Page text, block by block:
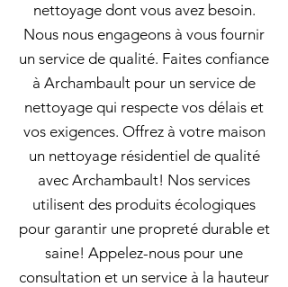
nettoyage dont vous avez besoin.
Nous nous engageons à vous fournir
un service de qualité. Faites confiance
à Archambault pour un service de
nettoyage qui respecte vos délais et
vos exigences. Offrez à votre maison
un nettoyage résidentiel de qualité
avec Archambault! Nos services
utilisent des produits écologiques
pour garantir une propreté durable et
saine! Appelez-nous pour une
consultation et un service à la hauteur